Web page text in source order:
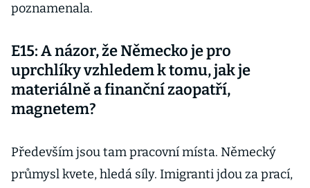
poznamenala.
E15: A názor, že Německo je pro
uprchlíky vzhledem k tomu, jak je
materiálně a finanční zaopatří,
magnetem?
Především jsou tam pracovní místa. Německý
průmysl kvete, hledá síly. Imigranti jdou za prací,